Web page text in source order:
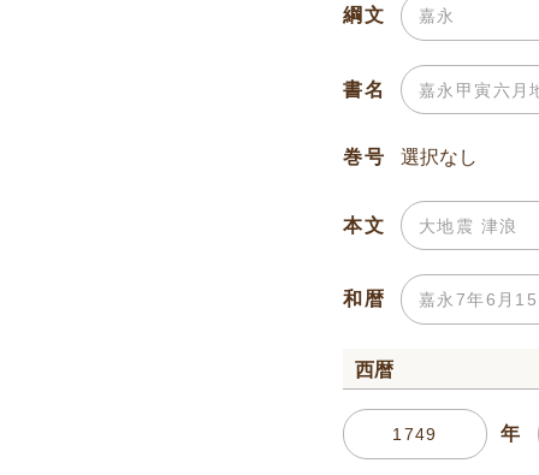
綱文
書名
巻号
本文
和暦
西暦
年